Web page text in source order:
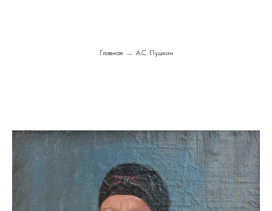
Главная → А.С. Пушкин